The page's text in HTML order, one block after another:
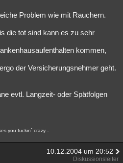
Problem wie mit Rauchern.
die tot sind kann es zu sehr
kommen,
der Versicherungsnehmer geht.
evtl. Langzeit- oder Spätfolgen
you fuckin´ crazy...
10.12.2004 um 20:52
Diskussionsleiter